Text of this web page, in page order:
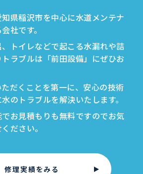
知県稲沢市を中心に水道メンテナ
社です。
トイレなどで起こる水漏れや詰
ラブルは「前田設備」にぜひお
だくことを第一に、安心の技術
のトラブルを解決いたします。
お見積もりも無料ですのでお気
ださい。
修理実績をみる